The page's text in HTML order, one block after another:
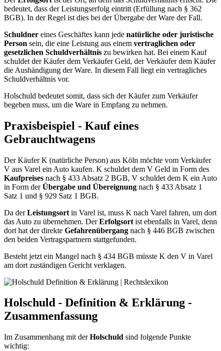
bedeutet, dass der Leistungserfolg eintritt (Erfüllung nach § 362
BGB). In der Regel ist dies bei der Übergabe der Ware der Fall.
Schuldner eines Geschäftes kann jede natürliche oder juristische
Person sein, die eine Leistung aus einem vertraglichen oder
gesetzlichen Schuldverhältnis zu bewirken hat. Bei einem Kauf
schuldet der Käufer dem Verkäufer Geld, der Verkäufer dem Käufer
die Aushändigung der Ware. In diesem Fall liegt ein vertragliches
Schuldverhältnis vor.
Holschuld bedeutet somit, dass sich der Käufer zum Verkäufer
begeben muss, um die Ware in Empfang zu nehmen.
Praxisbeispiel - Kauf eines
Gebrauchtwagens
Der Käufer K (natürliche Person) aus Köln möchte vom Verkäufer
V aus Varel ein Auto kaufen. K schuldet dem V Geld in Form des
Kaufpreises nach § 433 Absatz 2 BGB, V schuldet dem K ein Auto
in Form derÜbergabe und Übereignung nach § 433 Absatz 1
Satz 1 und § 929 Satz 1 BGB.
Da derLeistungsort in Varel ist, muss K nach Varel fahren, um dort
das Auto zu übernehmen. DerErfolgsort ist ebenfalls in Varel, denn
dort hat der direkte Gefahrenübergang nach § 446 BGB zwischen
den beiden Vertragspartnern stattgefunden.
Besteht jetzt ein Mangel nach § 434 BGB müsste K den V in Varel
am dort zuständigen Gericht verklagen.
Holschuld - Definition & Erklärung -
Zusammenfassung
Im Zusammenhang mit derHolschuld sind folgende Punkte
wichtig: